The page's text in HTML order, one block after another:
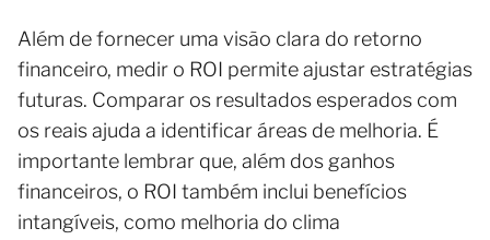
Além de fornecer uma visão clara do retorno
financeiro, medir o ROI permite ajustar estratégias
futuras. Comparar os resultados esperados com
os reais ajuda a identificar áreas de melhoria. É
importante lembrar que, além dos ganhos
financeiros, o ROI também inclui benefícios
intangíveis, como melhoria do clima